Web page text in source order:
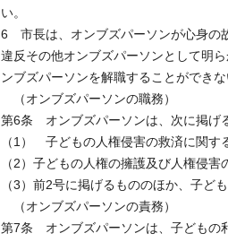
い。
6 市長は、オンブズパーソンが心身の
違反その他オンブズパーソンとして明
ンブズパーソンを解職することができな
（オンブズパーソンの職務）
第6条 オンブズパーソンは、次に掲げ
（1） 子どもの人権侵害の救済に関す
（2）子どもの人権の擁護及び人権侵害
（3）前2号に掲げるもののほか、子ど
（オンブズパーソンの責務）
第7条 オンブズパーソンは、子どもの